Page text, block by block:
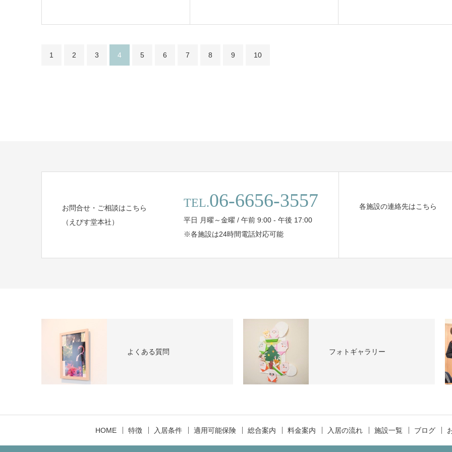
1 2 3 4 5 6 7 8 9 10
お問合せ・ご相談はこちら
（えびす堂本社）
TEL.06-6656-3557
平日 月曜～金曜 / 午前 9:00 - 午後 17:00
※各施設は24時間電話対応可能
各施設の連絡先はこちら
よくある質問 フォトギャラリー
HOME 特徴 入居条件 適用可能保険 総合案内 料金案内 入居の流れ 施設一覧 ブログ